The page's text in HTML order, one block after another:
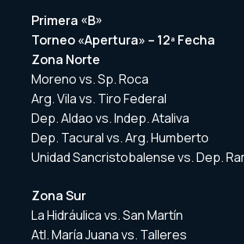
Primera «B»
Torneo «Apertura» – 12ª Fecha
Zona Norte
Moreno vs. Sp. Roca
Arg. Vila vs. Tiro Federal
Dep. Aldao vs. Indep. Ataliva
Dep. Tacural vs. Arg. Humberto
Unidad Sancristobalense vs. Dep.
Zona Sur
La Hidráulica vs. San Martín
Atl. María Juana vs. Talleres